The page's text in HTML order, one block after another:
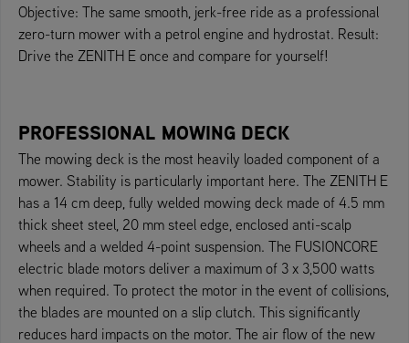
Objective: The same smooth, jerk-free ride as a professional
zero-turn mower with a petrol engine and hydrostat. Result:
Drive the ZENITH E once and compare for yourself!
PROFESSIONAL MOWING DECK
The mowing deck is the most heavily loaded component of a
mower. Stability is particularly important here. The ZENITH E
has a 14 cm deep, fully welded mowing deck made of 4.5 mm
thick sheet steel, 20 mm steel edge, enclosed anti-scalp
wheels and a welded 4-point suspension. The FUSIONCORE
electric blade motors deliver a maximum of 3 x 3,500 watts
when required. To protect the motor in the event of collisions,
the blades are mounted on a slip clutch. This significantly
reduces hard impacts on the motor. The air flow of the new